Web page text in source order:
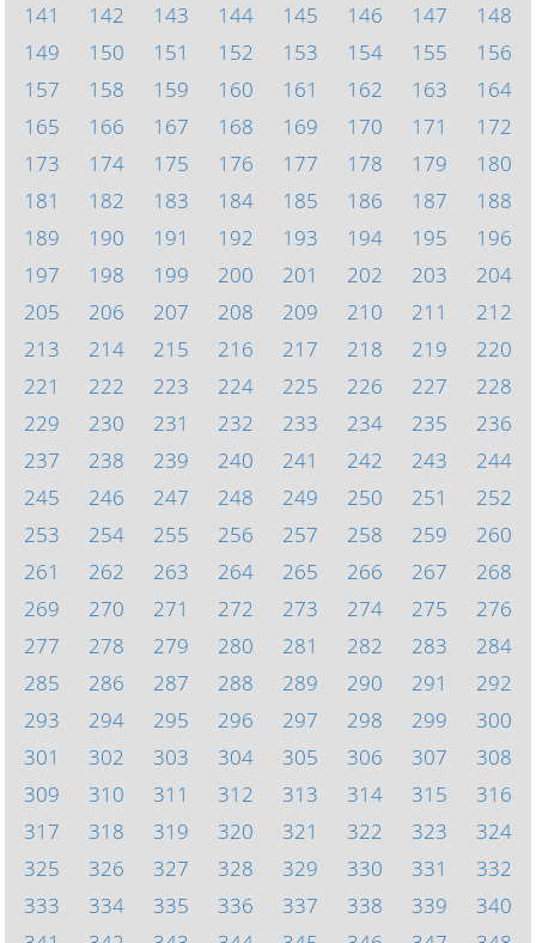
141
142 143 144 145 146 147
148
149
150 151 152 153 154 155
156
157
158 159 160 161 162 163
164
165
166 167 168 169 170 171
172
173
174 175 176 177 178 179
180
181
182 183 184 185 186 187
188
189
190 191 192 193 194 195
196
197
198 199 200 201 202 203
204
205
206 207 208 209 210 211
212
213
214 215 216 217 218 219
220
221
222 223 224 225 226 227
228
229
230 231 232 233 234 235
236
237
238 239 240 241 242 243
244
245
246 247 248 249 250 251
252
253
254 255 256 257 258 259
260
261
262 263 264 265 266 267
268
269
270 271 272 273 274 275
276
277
278 279 280 281 282 283
284
285
286 287 288 289 290 291
292
293
294 295 296 297 298 299
300
301
302 303 304 305 306 307
308
309
310 311 312 313 314 315
316
317
318 319 320 321 322 323
324
325
326 327 328 329 330 331
332
333
334 335 336 337 338 339
340